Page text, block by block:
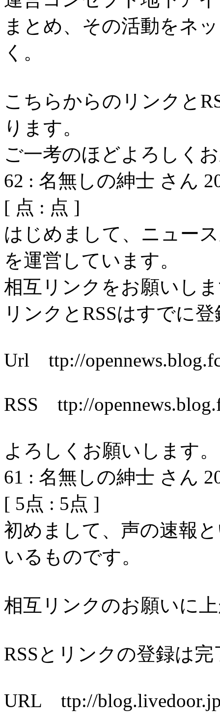
まとめ、その活動をネ
く。
こちらからのリンクと
ります。
ご一考のほどよろしく
62 : 名無しの紳士 さん
[ 点 : 点 ]
はじめまして、ニュー
を運営しています。
相互リンクをお願いし
リンクとRSSはすでに
Url ttp://
RSS ttp://
よろしくお願いします。
61 : 名無しの紳士 さん
[ 5点 : 5点 ]
初めまして、声の速報
いるものです。
相互リンクのお願いに
RSSとリンクの登録は
URL ttp://